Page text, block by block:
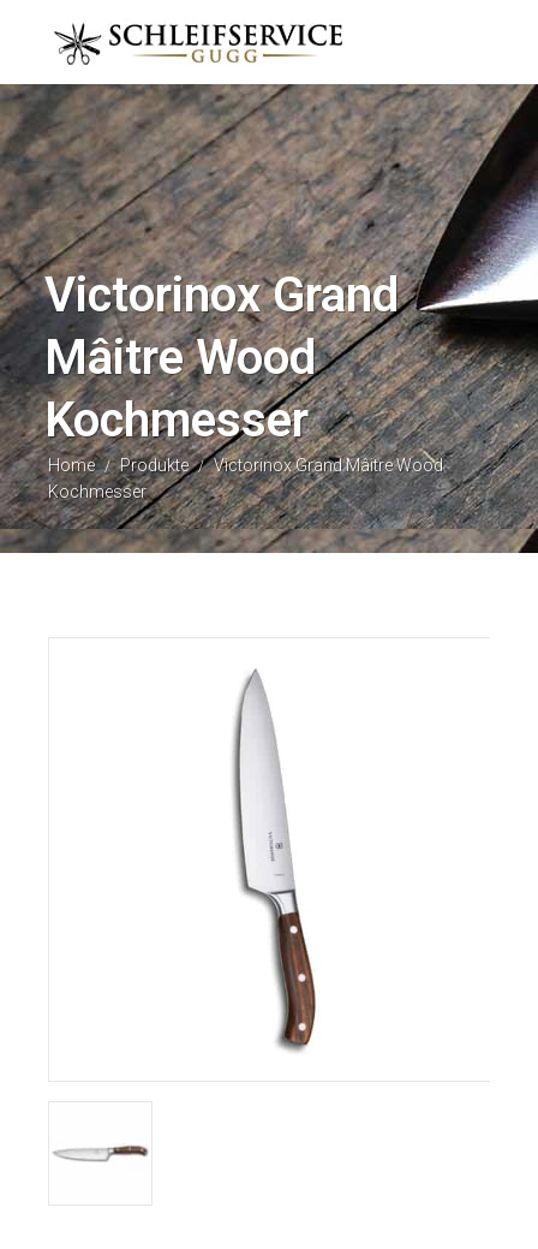
Victorinox Grand
Mâitre Wood
Kochmesser
Home / Produkte / Victorinox Grand Mâitre Wood
Kochmesser